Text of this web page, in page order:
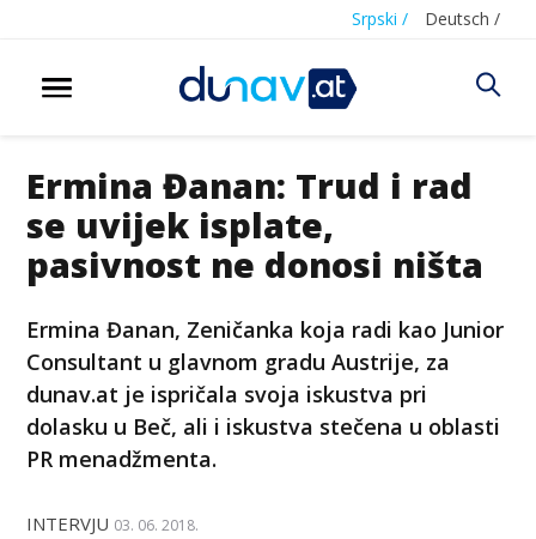
Srpski / Deutsch /
Ermina Đanan: Trud i rad
se uvijek isplate,
pasivnost ne donosi ništa
Ermina Đanan, Zeničanka koja radi kao Junior
Consultant u glavnom gradu Austrije, za
dunav.at je ispričala svoja iskustva pri
dolasku u Beč, ali i iskustva stečena u oblasti
PR menadžmenta.
INTERVJU 03. 06. 2018.